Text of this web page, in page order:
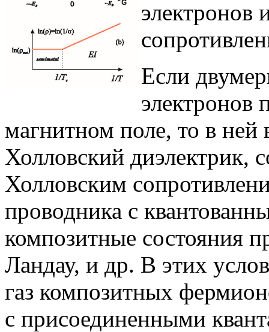
электронов
Если
электронов
магнитном поле, то в ней
Холловский диэлектрик,
Холловским
проводника с
композитные состояния
Ландау, и др. В этих
газ композитных
с присоединенными